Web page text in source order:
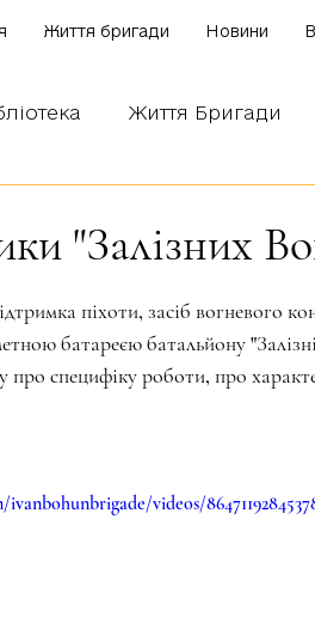
Життя бригади Новини
Життя Бригади
бійців
"Залізних
піхоти, засіб вогневого
батареєю батальйону
про специфіку роботи, про
videos/